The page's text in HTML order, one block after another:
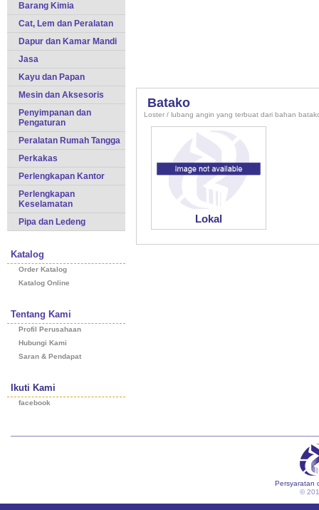
Barang Kimia
Cat, Lem dan Peralatan
Dapur dan Kamar Mandi
Jasa
Kayu dan Papan
Mesin dan Aksesoris
Penyimpanan dan
Pengaturan
Peralatan Rumah Tangga
Perkakas
Perlengkapan Kantor
Perlengkapan
Keselamatan
Pipa dan Ledeng
Katalog
Order Katalog
Katalog Online
Tentang Kami
Profil Perusahaan
Hubungi Kami
Saran & Pendapat
Ikuti Kami
facebook
Batako
Loster / lubang angin yang terbuat dari bahan
Lokal
Persyaratan
©